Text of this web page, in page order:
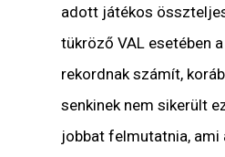
adott játékos
tükröző VAL esetében
rekordnak számít,
senkinek nem sikerült
jobbat felmutatnia, ami